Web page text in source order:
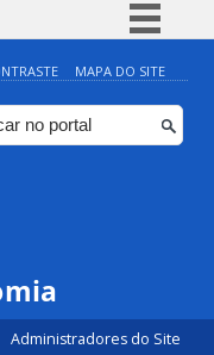
Simplifique!
Comunica BR
Participe
MAPA DO SITE
Administradores do Site